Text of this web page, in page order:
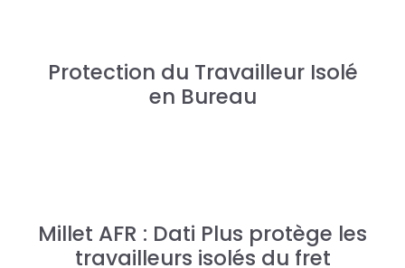
Protection du Travailleur Isolé
en Bureau
Millet AFR : Dati Plus protège les
travailleurs isolés du fret